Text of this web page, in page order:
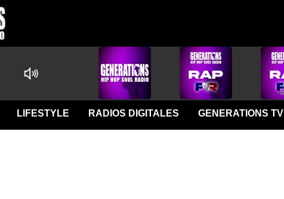
LIFESTYLE RADIOS DIGITALES GENERATIONS TV